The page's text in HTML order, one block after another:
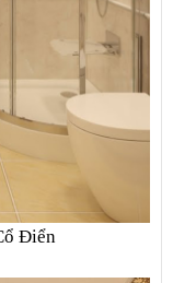
Điển